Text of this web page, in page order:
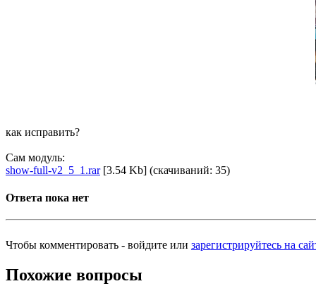
как исправить?
Сам модуль:
show-full-v2_5_1.rar[3.54 Kb] (cкачиваний: 35)
Ответа пока нет
Чтобы комментировать - войдите или зарегистрируйтесь на
Похожие вопросы